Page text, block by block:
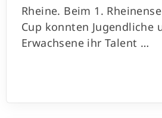
Rheine. Beim 1.
Cup konnten Jugendliche
Erwachsene ihr Talent …